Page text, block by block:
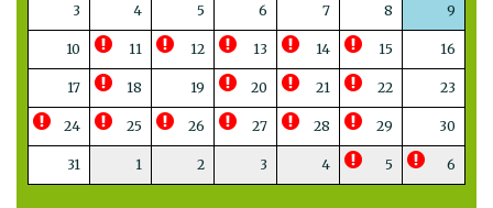
3 4 5 6 7 8 9
10 11 12 13 14 15 16
17 18 19 20 21 22 23
24 25 26 27 28 29 30
31 1 2 3 4 5 6